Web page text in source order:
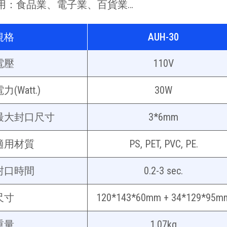
：食品業、電子業、百貨業…
格 AUH-30
壓 110V
力(Watt.) 30W
大封口尺寸 3*6mm
用材質 PS, PET, PVC, PE.
口時間 0.2-3 sec.
寸 120*143*60mm +
量 1.07kg